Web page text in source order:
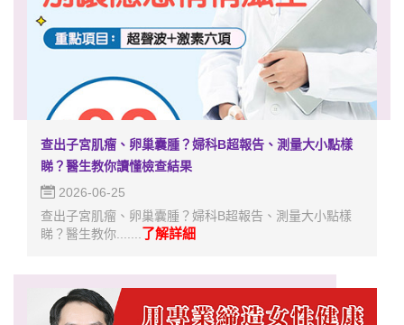
查出子宮肌瘤、卵巢囊腫？婦科B超報告、測量大小點樣
睇？醫生教你讀懂檢查結果
2026-06-25
查出子宮肌瘤、卵巢囊腫？婦科B超報告、測量大小點樣
睇？醫生教你....... 了解詳細